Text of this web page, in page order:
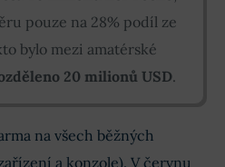
pouze na 28% podíl ze
bylo mezi amatérské
20 milionů USD.
na všech běžných
a konzole). V červnu